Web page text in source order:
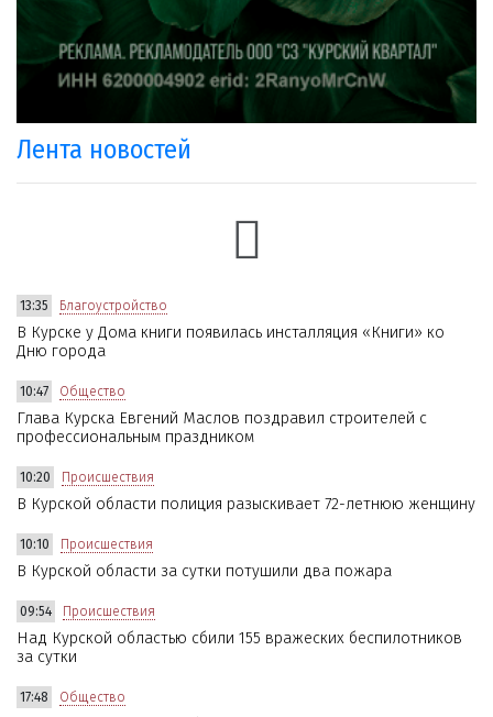
Лента новостей
13:35 Благоустройство
В Курске у Дома книги появилась инсталляция «Книги» ко
Дню города
10:47 Общество
Глава Курска Евгений Маслов поздравил строителей с
профессиональным праздником
10:20 Происшествия
В Курской области полиция разыскивает 72-летнюю женщину
10:10 Происшествия
В Курской области за сутки потушили два пожара
09:54 Происшествия
Над Курской областью сбили 155 вражеских беспилотников
за сутки
17:48 Общество